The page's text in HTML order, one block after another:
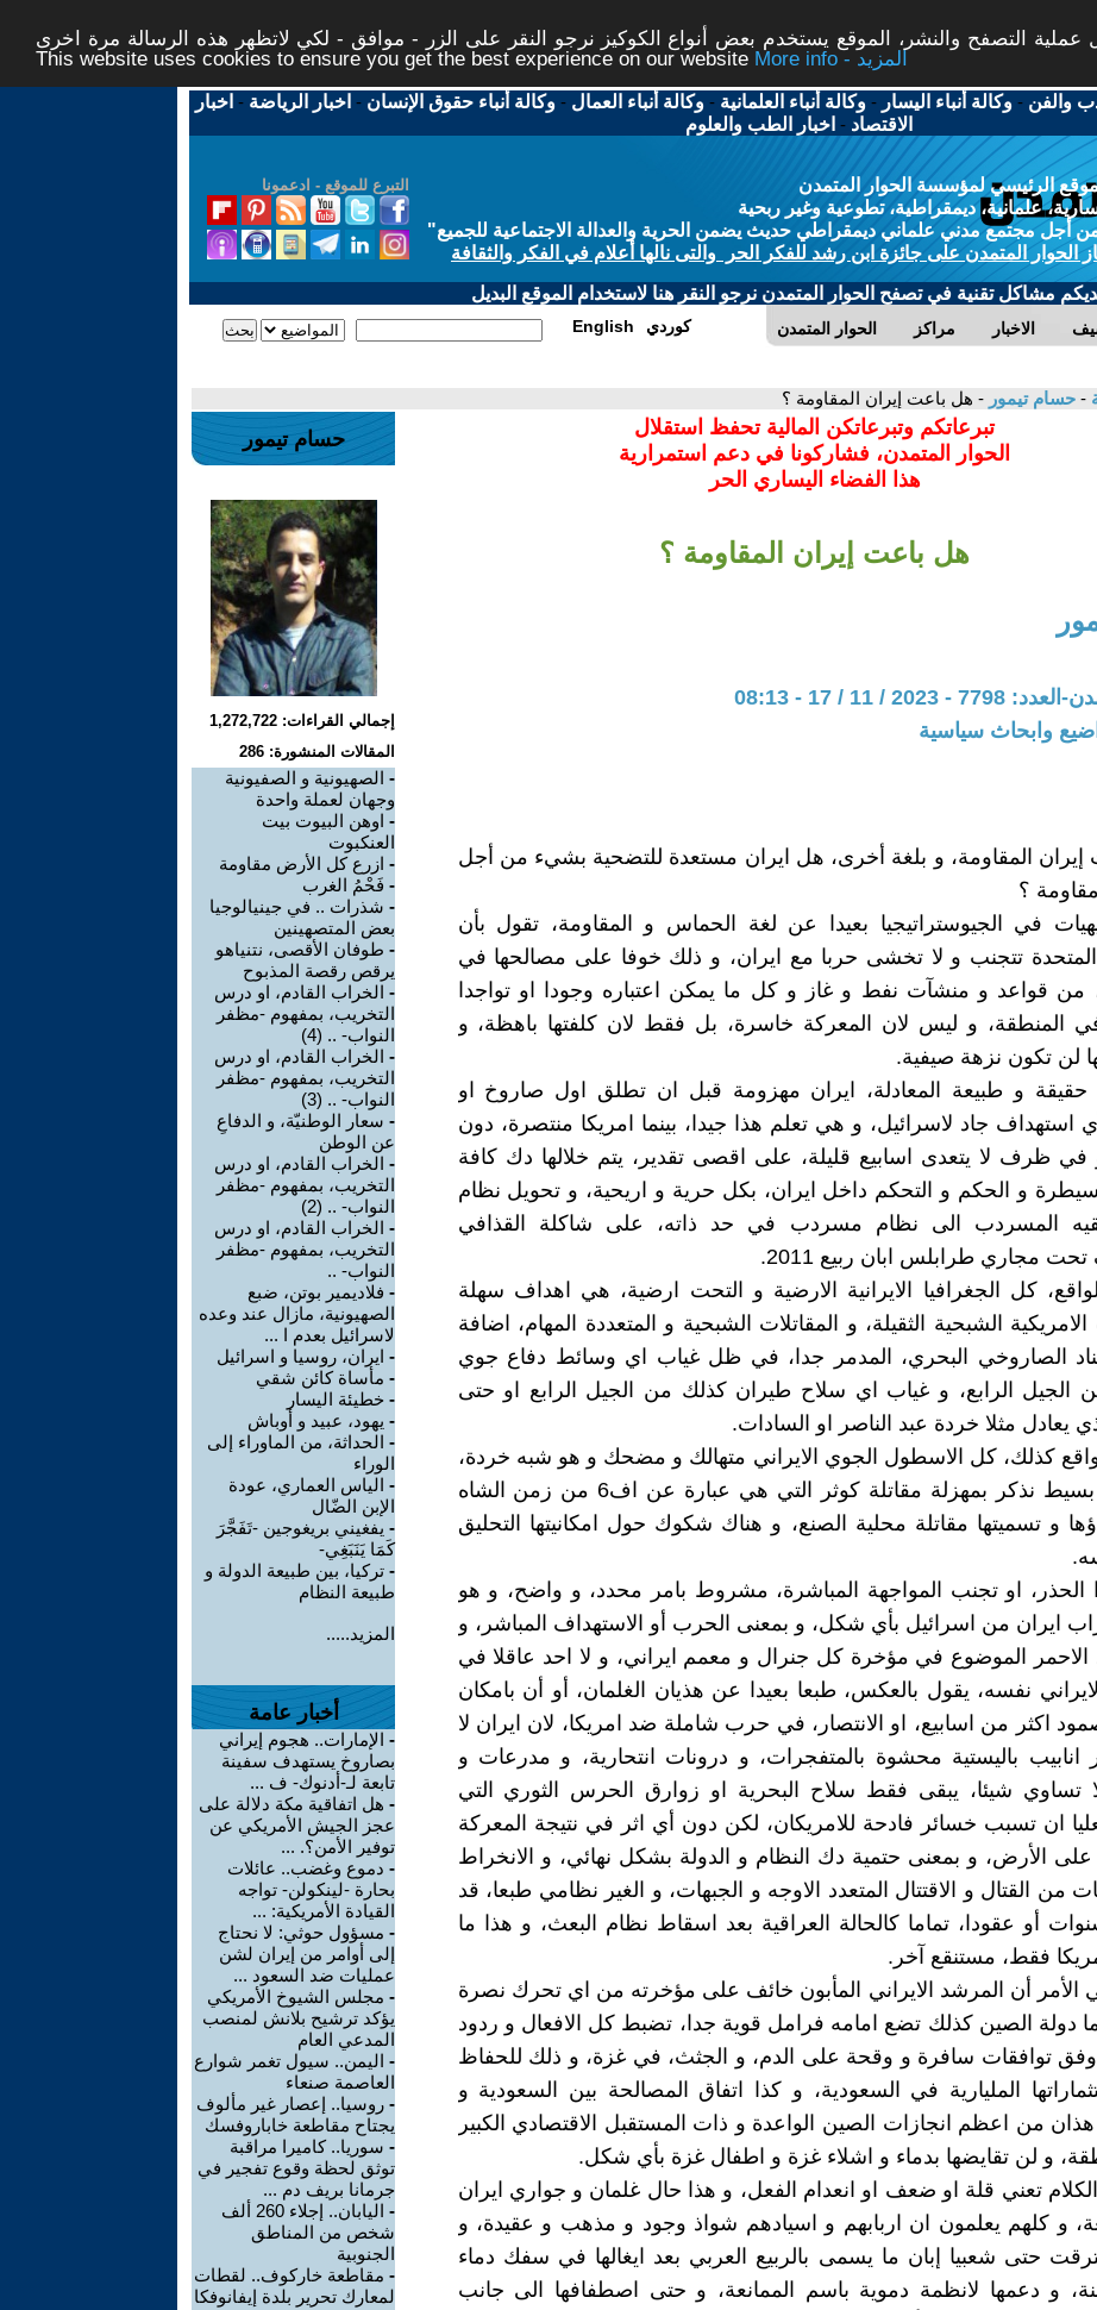
التصفح والنشر، الموقع يستخدم بعض أنواع الكوكيز نرجو النقر على الزر - موافق - لكي لاتظهر هذه الرسالة مرة اخرى -
This website uses cookies to ensure you get the best experience on our website
More info - المزيد
والفن -وكالة أنباء اليسار -وكالة أنباء العلمانية -وكالة أنباء العمال -وكالة أنباء حقوق الإنسان - اخبار الرياضة - اخبار
الاقتصاد - اخبار الطب والعلوم
التبرع للموقع - ادعمونا
الرئيسي لمؤسسة الحوار المتمدن
علمانية، ديمقراطية، تطوعية وغير ربحية
أجل مجتمع مدني علماني ديمقراطي حديث يضمن الحرية والعدالة الاجتماعية للجميع"
الحوار المتمدن على جائزة ابن رشد للفكر الحر والتى نالها أعلام في الفكر والثقافة
لديكم مشاكل تقنية في تصفح الحوار المتمدن نرجو النقر هنا لاستخدام الموقع البديل
الحوار المتمدن مراكز الاخبار English كوردي
- حسام تيمور - هل باعت إيران المقاومة ؟
تبرعاتكم وتبرعاتكن المالية تحفظ استقلال
الحوار المتمدن، فشاركونا في دعم استمرارية
هذا الفضاء اليساري الحر
هل باعت إيران المقاومة ؟
- 2023 / 11 / 17 - 08:13
وابحاث سياسية
المقاومة، و بلغة أخرى، هل ايران مستعدة للتضحية بشيء من أجل
؟
في الجيوستراتيجيا بعيدا عن لغة الحماس و المقاومة، تقول بأن
المتحدة تتجنب و لا تخشى حربا مع ايران، و ذلك خوفا على مصالحها في
من قواعد و منشآت نفط و غاز و كل ما يمكن اعتباره وجودا او تواجدا
في المنطقة، و ليس لان المعركة خاسرة، بل فقط لان كلفتها باهظة، و
لن تكون نزهة صيفية.
و طبيعة المعادلة، ايران مهزومة قبل ان تطلق اول صاروخ او
استهداف جاد لاسرائيل، و هي تعلم هذا جيدا، بينما امريكا منتصرة، دون
ظرف لا يتعدى اسابيع قليلة، على اقصى تقدير، يتم خلالها دك كافة
و الحكم و التحكم داخل ايران، بكل حرية و اريحية، و تحويل نظام
المسردب الى نظام مسردب في حد ذاته، على شاكلة القذافي
مجاري طرابلس ابان ربيع 2011.
كل الجغرافيا الايرانية الارضية و التحت ارضية، هي اهداف سهلة
الامريكية الشبحية الثقيلة، و المقاتلات الشبحية و المتعددة المهام، اضافة
الصاروخي البحري، المدمر جدا، في ظل غياب اي وسائط دفاع جوي
من الجيل الرابع، و غياب اي سلاح طيران كذلك من الجيل الرابع او حتى
يعادل مثلا خردة عبد الناصر او السادات.
كذلك، كل الاسطول الجوي الايراني متهالك و مضحك و هو شبه خردة،
و كمثال بسيط نذكر بمهزلة مقاتلة كوثر التي هي عبارة عن اف6 من زمن الشاه
و تسميتها مقاتلة محلية الصنع، و هناك شكوك حول امكانيتها التحليق
او تجنب المواجهة المباشرة، مشروط بامر محدد، و واضح، و هو
ايران من اسرائيل بأي شكل، و بمعنى الحرب أو الاستهداف المباشر، و
الموضوع في مؤخرة كل جنرال و معمم ايراني، و لا احد عاقلا في
نفسه، يقول بالعكس، طبعا بعيدا عن هذيان الغلمان، أو أن بامكان
اكثر من اسابيع، او الانتصار، في حرب شاملة ضد امريكا، لان ايران لا
انابيب باليستية محشوة بالمتفجرات، و درونات انتحارية، و مدرعات و
تساوي شيئا، يبقى فقط سلاح البحرية او زوارق الحرس الثوري التي
ان تسبب خسائر فادحة للامريكان، لكن دون أي اثر في نتيجة المعركة
على الأرض، و بمعنى حتمية دك النظام و الدولة بشكل نهائي، و الانخراط
من القتال و الاقتتال المتعدد الاوجه و الجبهات، و الغير نظامي طبعا، قد
أو عقودا، تماما كالحالة العراقية بعد اسقاط نظام البعث، و هذا ما
فقط، مستنقع آخر.
الأمر أن المرشد الايراني المأبون خائف على مؤخرته من اي تحرك نصرة
دولة الصين كذلك تضع امامه فرامل قوية جدا، تضبط كل الافعال و ردود
وفق توافقات سافرة و وقحة على الدم، و الجثث، في غزة، و ذلك للحفاظ
المليارية في السعودية، و كذا اتفاق المصالحة بين السعودية و
هذان من اعظم انجازات الصين الواعدة و ذات المستقبل الاقتصادي الكبير
و لن تقايضها بدماء و اشلاء غزة و اطفال غزة بأي شكل.
تعني قلة او ضعف او انعدام الفعل، و هذا حال غلمان و جواري ايران
و كلهم يعلمون ان اربابهم و اسيادهم شواذ وجود و مذهب و عقيدة، و
حتى شعبيا إبان ما يسمى بالربيع العربي بعد ايغالها في سفك دماء
و دعمها لانظمة دموية باسم الممانعة، و حتى اصطفافها الى جانب
حسام تيمور
إجمالي القراءات: 1,272,722
المقالات المنشورة: 286
- الصهيونية و الصفيونية
وجهان لعملة واحدة
- اوهن البيوت بيت
العنكبوت
- ازرع كل الأرض مقاومة
- فَحْمُ الغرب
- شذرات .. في جينيالوجيا
بعض المتصهينين
- طوفان الأقصى، نتنياهو
يرقص رقصة المذبوح
- الخراب القادم، او درس
التخريب، بمفهوم -مظفر
النواب- .. (4)
- الخراب القادم، او درس
التخريب، بمفهوم -مظفر
النواب- .. (3)
- سعار الوطنيّة، و الدفاعِ
عن الوطن
- الخراب القادم، او درس
التخريب، بمفهوم -مظفر
النواب- .. (2)
- الخراب القادم، او درس
التخريب، بمفهوم -مظفر
النواب- ..
- فلاديمير بوتن، ضبع
الصهيونية، مازال عند وعده
لاسرائيل بعدم ا ...
- ايران، روسيا و اسرائيل
- مأساة كائن شقي
- خطيئة اليسار
- يهود، عبيد و أوباش
- الحداثة، من الماوراء إلى
الوراء
- الياس العماري، عودة
الإبن الضّال
- يفغيني بريغوجين -تَفَجَّرَ
كَمَا يَنَبَغِي-
- تركيا، بين طبيعة الدولة و
طبيعة النظام
المزيد.....
أخبار عامة
- الإمارات.. هجوم إيراني
بصاروخ يستهدف سفينة
تابعة لـ-أدنوك- ف ...
- هل اتفاقية مكة دلالة على
عجز الجيش الأمريكي عن
توفير الأمن؟. ...
- دموع وغضب.. عائلات
بحارة -لينكولن- تواجه
القيادة الأمريكية: ...
- مسؤول حوثي: لا نحتاج
إلى أوامر من إيران لشن
عمليات ضد السعود ...
- مجلس الشيوخ الأمريكي
يؤكد ترشيح بلانش لمنصب
المدعي العام
- اليمن.. سيول تغمر شوارع
العاصمة صنعاء
- روسيا.. إعصار غير مألوف
يجتاح مقاطعة خاباروفسك
- سوريا.. كاميرا مراقبة
توثق لحظة وقوع تفجير في
جرمانا بريف دم ...
-
اليابان.. إجلاء 260 ألف
شخص من المناطق
الجنوبية
- مقاطعة خاركوف.. لقطات
لمعارك تحرير بلدة إيفانوفكا